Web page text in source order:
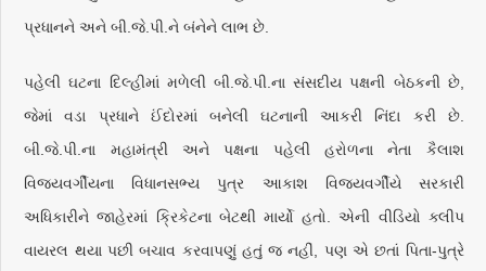
પ્રધાનને અને બી.જે.પી.ને બંનેને લાભ છે.
પહેલી ઘટના દિલ્હીમાં મળેલી બી.જે.પી.ના સંસદીય પક્ષની બેઠકની છે,
જેમાં વડા પ્રધાને ઈંદોરમાં બનેલી ઘટનાની આકરી નિંદા કરી છે.
બી.જે.પી.ના મહામંત્રી અને પક્ષના પહેલી હરોળના નેતા કૈલાશ
વિજયવર્ગીયના વિધાનસભ્ય પુત્ર આકાશ વિજયવર્ગીયે સરકારી
અધિકારીને જાહેરમાં ક્રિકેટના બેટથી માર્યો હતો. એની વીડિયો ક્લીપ
વાયરલ થયા પછી બચાવ કરવાપણું હતું જ નહીં, પણ એ છતાં પિતા-પુત્રે